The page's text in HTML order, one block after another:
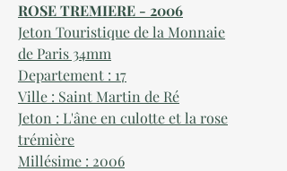
ROSE TREMIERE - 2006
Jeton Touristique de la Monnaie
de Paris 34mm
Departement : 17
Ville : Saint Martin de Ré
Jeton : L'âne en culotte et la rose
trémière
Millésime : 2006